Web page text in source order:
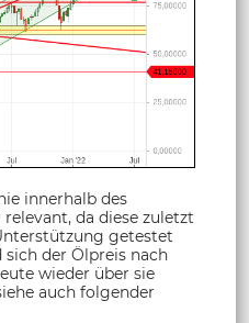
innerhalb des
da diese zuletzt
getestet
der Ölpreis nach
wieder über sie
auch folgender